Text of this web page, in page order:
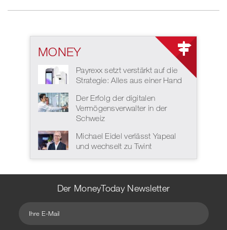
MONEY
Payrexx setzt verstärkt auf die
Strategie: Alles aus einer Hand
Der Erfolg der digitalen
Vermögensverwalter in der
Schweiz
Michael Eidel verlässt Yapeal
und wechselt zu Twint
Der MoneyToday Newsletter